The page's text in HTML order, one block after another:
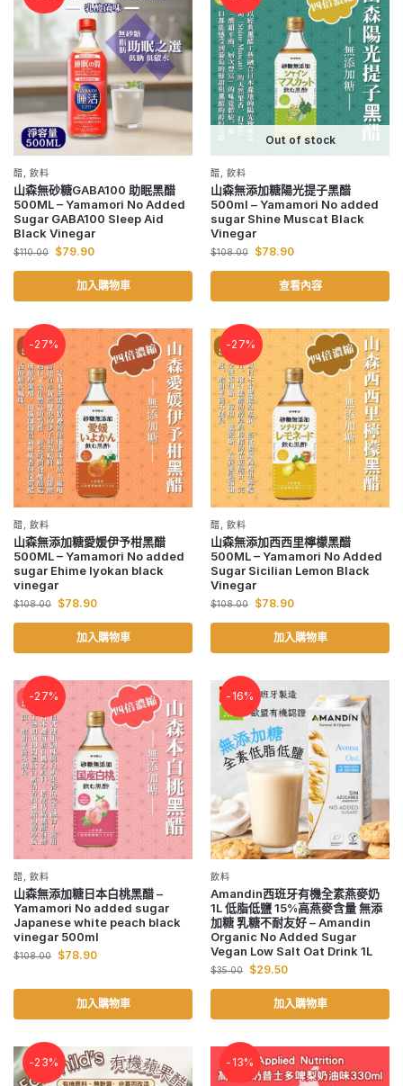
醋 ,飲料
山森無砂糖GABA100 助眠黑醋
500ML – Yamamori No Added
Sugar GABA100 Sleep Aid
Black Vinegar
$110.00 $79.90
加入購物車
Out of stock
醋 ,飲料
山森無添加糖陽光提子黑醋
500ml – Yamamori No added
sugar Shine Muscat Black
Vinegar
$108.00 $78.90
查看內容
-27%
醋 ,飲料
山森無添加糖愛媛伊予柑黑醋
500ML – Yamamori No added
sugar Ehime Iyokan black
vinegar
$108.00 $78.90
加入購物車
-27%
醋 ,飲料
山森無添加西西里檸檬黑醋
500ML – Yamamori No Added
Sugar Sicilian Lemon Black
Vinegar
$108.00 $78.90
加入購物車
-27%
醋 ,飲料
山森無添加糖日本白桃黑醋 –
Yamamori No added sugar
Japanese white peach black
vinegar 500ml
$108.00 $78.90
加入購物車
-16%
飲料
Amandin西班牙有機全素燕麥奶
1L 低脂低鹽 15%高燕麥含量 無添
加糖 乳糖不耐友好 – Amandin
Organic No Added Sugar
Vegan Low Salt Oat Drink 1L
$35.00 $29.50
加入購物車
-23% -13%